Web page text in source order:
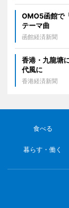
OMO5函館で
テーマ曲
函館経済新聞
香港・九龍塘
代風に
香港経済新聞
食べる
暮らす・働く